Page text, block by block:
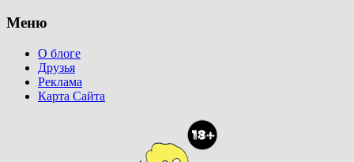
Меню
О блоге
Друзья
Реклама
Карта Сайта